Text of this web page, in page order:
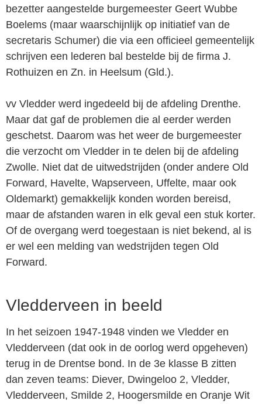
bezetter aangestelde burgemeester Geert Wubbe
Boelems (maar waarschijnlijk op initiatief van de
secretaris Schumer) die via een officieel gemeentelijk
schrijven een lederen bal bestelde bij de firma J.
Rothuizen en Zn. in Heelsum (Gld.).
vv Vledder werd ingedeeld bij de afdeling Drenthe.
Maar dat gaf de problemen die al eerder werden
geschetst. Daarom was het weer de burgemeester
die verzocht om Vledder in te delen bij de afdeling
Zwolle. Niet dat de uitwedstrijden (onder andere Old
Forward, Havelte, Wapserveen, Uffelte, maar ook
Oldemarkt) gemakkelijk konden worden bereisd,
maar de afstanden waren in elk geval een stuk korter.
Of de overgang werd toegestaan is niet bekend, al is
er wel een melding van wedstrijden tegen Old
Forward.
Vledderveen in beeld
In het seizoen 1947-1948 vinden we Vledder en
Vledderveen (dat ook in de oorlog werd opgeheven)
terug in de Drentse bond. In de 3e klasse B zitten
dan zeven teams: Diever, Dwingeloo 2, Vledder,
Vledderveen, Smilde 2, Hoogersmilde en Oranje Wit